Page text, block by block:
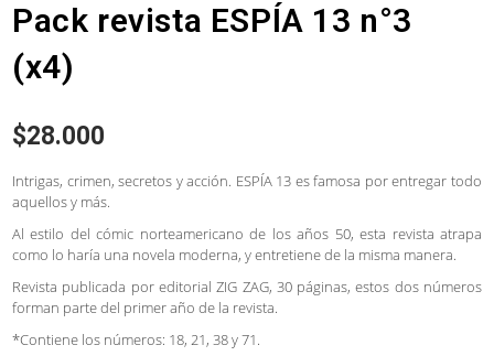
Pack revista ESPÍA 13 n°3
(x4)
$28.000
Intrigas, crimen, secretos y acción. ESPÍA 13 es famosa por entregar todo
aquellos y más.
Al estilo del cómic norteamericano de los años 50, esta revista atrapa
como lo haría una novela moderna, y entretiene de la misma manera.
Revista publicada por editorial ZIG ZAG, 30 páginas, estos dos números
forman parte del primer año de la revista.
*Contiene los números: 18, 21, 38 y 71.